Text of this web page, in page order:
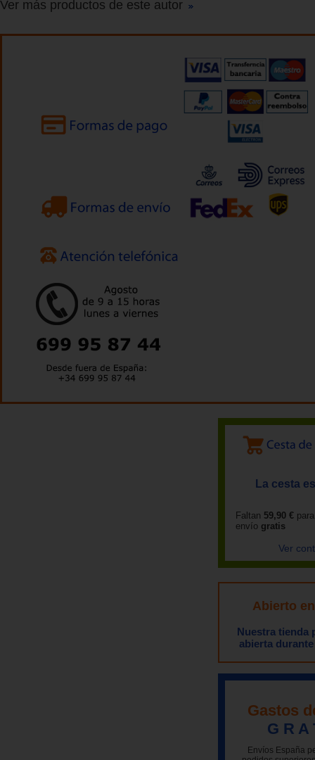
Ver más productos de este autor
La cesta
Faltan 59,90 €
envío gratis
Ver
Abierto
Nuestra tienda
abierta
Gastos
G R A
Envíos España